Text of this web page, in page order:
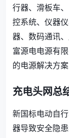
行器、滑板车
控系统、仪器
器、数码通讯
富源电电源有
的电源解决方
充电头网总
新国标电动自
器导致安全隐